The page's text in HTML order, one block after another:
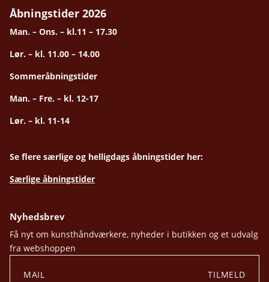
Åbningstider 2026
Man. – Ons. – kl.11 – 17.30
Lør. – kl. 11.00 – 14.00
Sommeråbningstider
Man. – Fre. – kl. 12-17
Lør. – kl. 11-14
Se flere særlige og helligdags åbningstider her:
Særlige åbningstider
Nyhedsbrev
Få nyt om kunsthåndværkere, nyheder i butikken og et udvalg
fra webshoppen
TILMELD